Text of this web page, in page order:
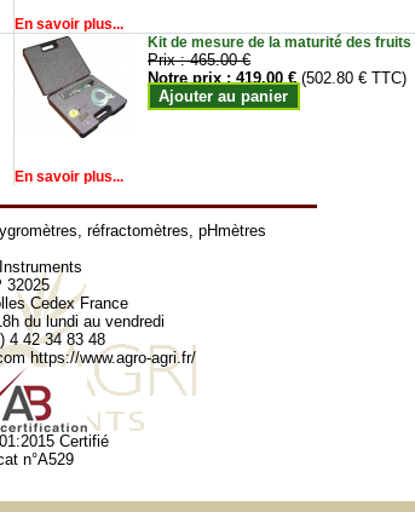
En savoir plus...
Kit de mesure de la maturité des fruits
Prix :465.00 €
Notre prix :419.00 € (502.80 € TTC)
Ajouter au panier
En savoir plus...
, réfractomètres, pHmètres
32025
Cedex France
du lundi au vendredi
4 42 34 83 48
https://www.agro-agri.fr/
Certifié
n°A529